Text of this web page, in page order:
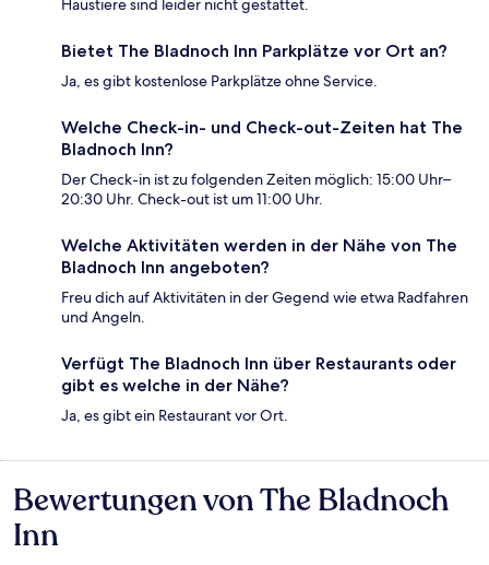
Haustiere sind leider nicht gestattet.
Bietet The Bladnoch Inn Parkplätze vor Ort an?
Ja, es gibt kostenlose Parkplätze ohne Service.
Welche Check-in- und Check-out-Zeiten hat The
Bladnoch Inn?
Der Check-in ist zu folgenden Zeiten möglich: 15:00 Uhr–
20:30 Uhr. Check-out ist um 11:00 Uhr.
Welche Aktivitäten werden in der Nähe von The
Bladnoch Inn angeboten?
Freu dich auf Aktivitäten in der Gegend wie etwa Radfahren
und Angeln.
Verfügt The Bladnoch Inn über Restaurants oder
gibt es welche in der Nähe?
Ja, es gibt ein Restaurant vor Ort.
Bewertungen
Bewertungen von The Bladnoch
Inn